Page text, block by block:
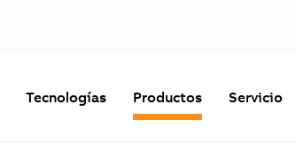
Tecnologías Productos Servicio